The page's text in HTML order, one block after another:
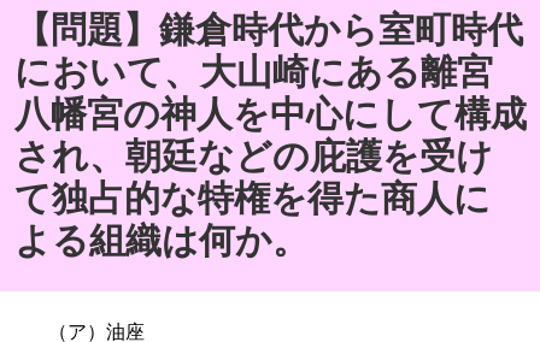
【問題】鎌倉時代から室町時代
において、大山崎にある離宮
八幡宮の神人を中心にして構成
され、朝廷などの庇護を受け
て独占的な特権を得た商人に
よる組織は何か。
（ア）油座